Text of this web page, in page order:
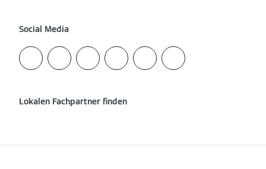
Social Media
Lokalen Fachpartner finden